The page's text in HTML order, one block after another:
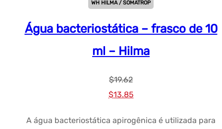
WH HILMA / SOMATROP
Água bacteriostática – frasco de 10
ml – Hilma
$19.62
Preço
era:
$13.85Preço
$13.85.
A água bacteriostática apirogênica é utilizada para